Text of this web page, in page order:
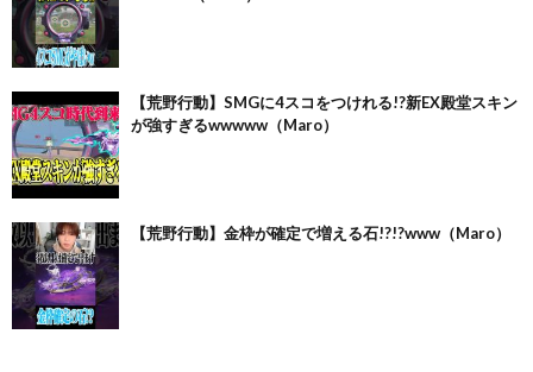
【荒野行動】SMGに4スコをつけれる!?新EX殿堂スキン
が強すぎるwwwww（Maro）
【荒野行動】金枠が確定で増える石!?!?www（Maro）